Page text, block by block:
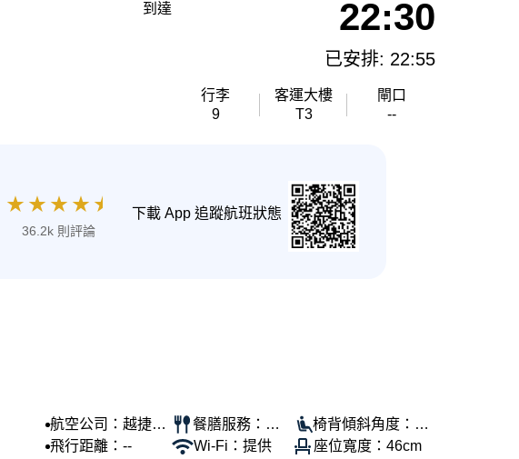
到達 22:30
已安排: 22:55
行李
9
客運大樓
T3
閘口
--
★ ★ ★ ★ ★
36.2k 則評論
下載 App 追蹤航班狀態
航空公司：越捷航
空
飛行距離：--
餐膳服務：提
供
Wi-Fi：提供
椅背傾斜角度：10
0°
座位寬度：46cm